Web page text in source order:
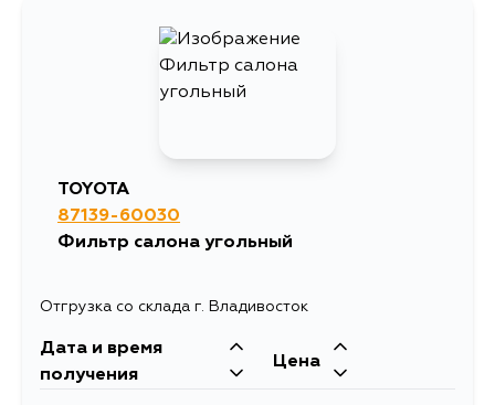
2178
3 сентября
TOYOTA
87139-60030
Фильтр салона угольный
Отгрузка со склада г. Владивосток
Дата и время
получения
Цена